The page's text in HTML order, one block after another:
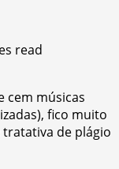
read
cem músicas
fico muito
de plágio